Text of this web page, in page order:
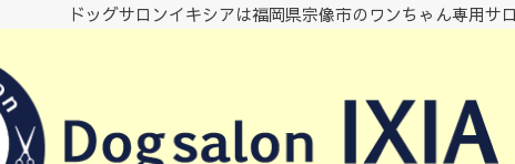
ドッグサロンイキシアは福岡県宗像市のワンちゃん専用サ